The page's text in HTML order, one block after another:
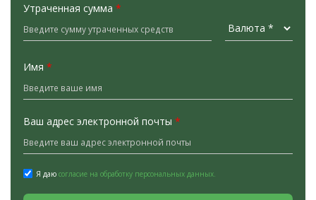
Утраченная сумма *
Имя *
Ваш адрес электронной почты *
Я даю согласие на обработку персональных данных.